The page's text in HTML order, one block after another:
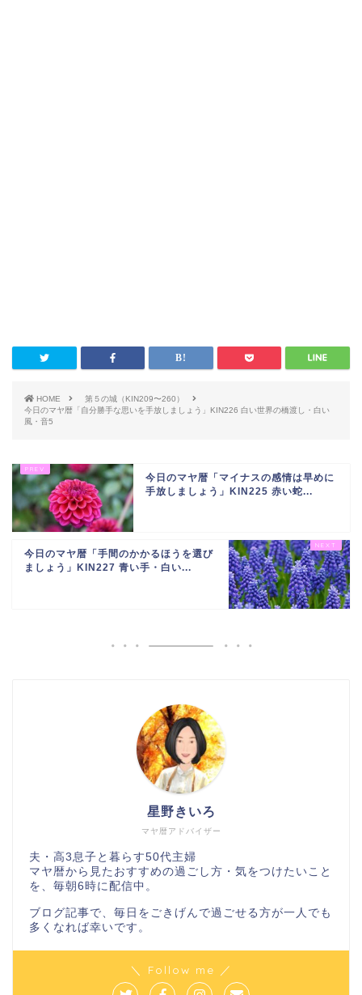
HOME
第５の城（KIN209〜260）
今日のマヤ暦「自分勝手な思いを手放しましょう」KIN226 白い世界の橋渡し・白い
風・音5
今日のマヤ暦「マイナスの感情は早めに
手放しましょう」KIN225 赤い蛇...
今日のマヤ暦「手間のかかるほうを選び
ましょう」KIN227 青い手・白い...
マヤ暦アドバイザー
星野きいろ
夫・高3息子と暮らす50代主婦
マヤ暦から見たおすすめの過ごし方・気をつけたいこと
を、毎朝6時に配信中。
ブログ記事で、毎日をごきげんで過ごせる方が一人でも
多くなれば幸いです。
＼ Follow me ／